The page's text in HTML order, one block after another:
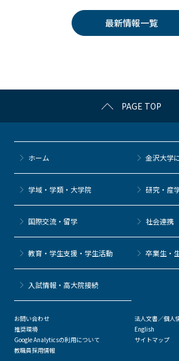
k
erk
et
n
a
最新情報一覧
PAGE TOP
ホーム 金沢大学
学域・学類・大学院 研究・産
国際交流・留学 社会連携
教育・学生支援・学生活動 卒業生・
⼊試情報・高大院接続
お問い合わせ
推奨環境
Google Analyticsの利用について
教職員採用情報
法人文書／個人
English
サイトマップ